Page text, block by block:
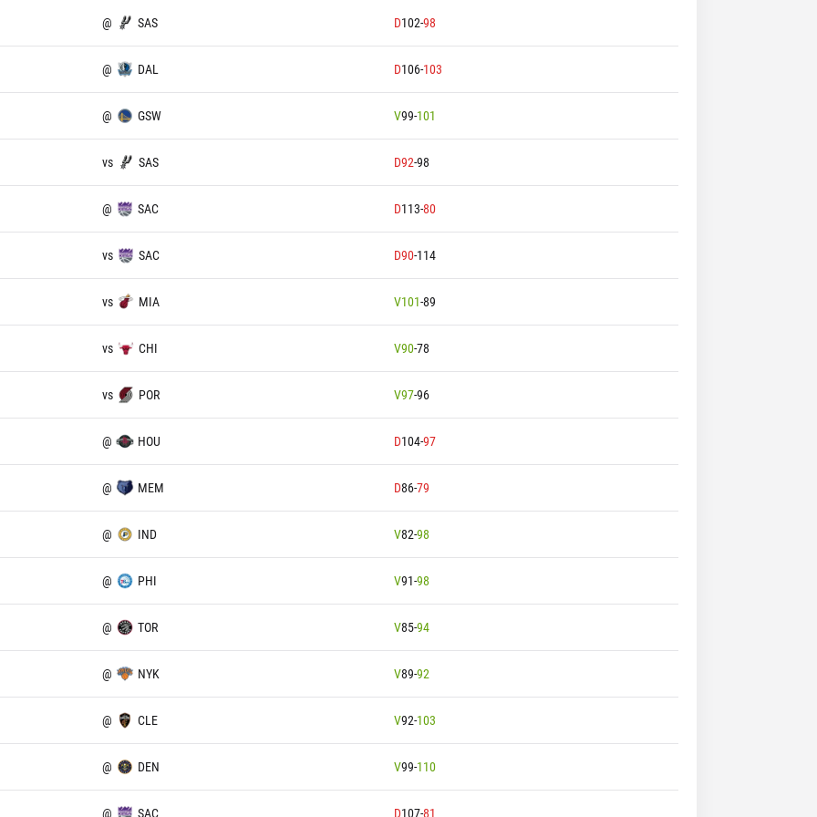
@ SAS D102-98
@ DAL D106-103
@ GSW V99-101
vs SAS D92-98
@ SAC D113-80
vs SAC D90-114
vs MIA V101-89
vs CHI V90-78
vs POR V97-96
@ HOU D104-97
@ MEM D86-79
@ IND V82-98
@ PHI V91-98
@ TOR V85-94
@ NYK V89-92
@ CLE V92-103
@ DEN V99-110
@ SAC D107-81